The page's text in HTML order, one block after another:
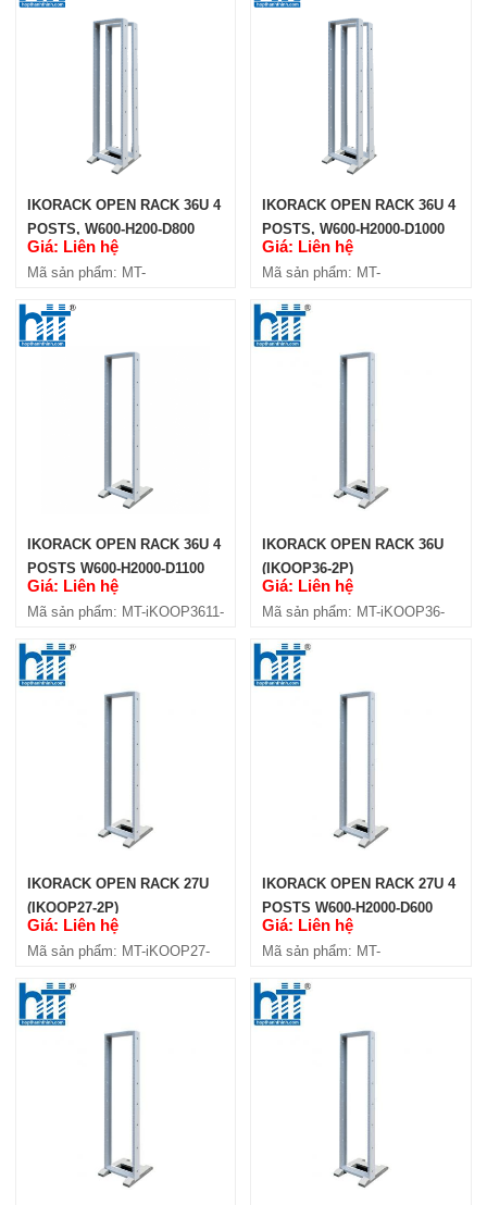
POSTS W600-H2000-D1100
Mã sản phẩm: MT-iKOOP2711-4P
IKORACK OPEN RACK 27U 4
POSTS, W600XD1200
IKORACK OPEN RACK 36U 4
POSTS, W600-H200-D800
(IKOOP3608-4P)
Giá: Liên hệ
Mã sản phẩm: MT-
IKORACK OPEN RACK 36U 4
POSTS, W600-H2000-D1000
(IKOOP3610-4P)
Giá: Liên hệ
Mã sản phẩm: MT-
IKORACK OPEN RACK 36U 4
POSTS W600-H2000-D1100
(IKOOP3611-4P)
Giá: Liên hệ
Mã sản phẩm: MT-iKOOP3611-
IKORACK OPEN RACK 36U
(IKOOP36-2P)
Giá: Liên hệ
Mã sản phẩm: MT-iKOOP36-
IKORACK OPEN RACK 27U
(IKOOP27-2P)
Giá: Liên hệ
Mã sản phẩm: MT-iKOOP27-
IKORACK OPEN RACK 27U 4
POSTS W600-H2000-D600
(IKOOP2706-4P)
Giá: Liên hệ
Mã sản phẩm: MT-